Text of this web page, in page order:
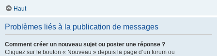
Haut
Problèmes liés à la publication de messages
Comment créer un nouveau sujet ou poster une réponse ?
Cliquez sur le bouton « Nouveau » depuis la page d’un forum ou